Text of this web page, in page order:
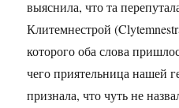
выяснила, что та
Клитемнестрой
которого оба слова
чего приятельница нашей
признала, что чуть не